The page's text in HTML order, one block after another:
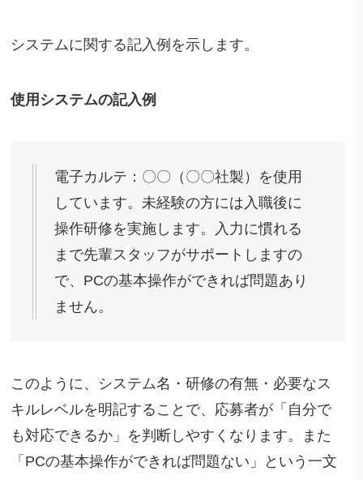
システムに関する記入例を示します。
使用システムの記入例
電子カルテ：〇〇（〇〇社製）を使用
しています。未経験の方には入職後に
操作研修を実施します。入力に慣れる
まで先輩スタッフがサポートしますの
で、PCの基本操作ができれば問題あり
ません。
このように、システム名・研修の有無・必要なス
キルレベルを明記することで、応募者が「自分で
も対応できるか」を判断しやすくなります。また
「PCの基本操作ができれば問題ない」という一文